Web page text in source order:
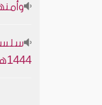
1444هـ